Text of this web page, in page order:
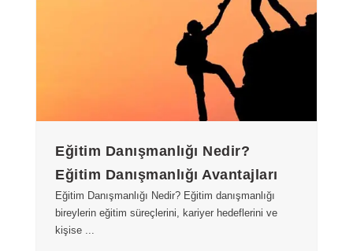
Eğitim Danışmanlığı Nedir?
Eğitim Danışmanlığı Avantajları
Eğitim Danışmanlığı Nedir? Eğitim danışmanlığı
bireylerin eğitim süreçlerini, kariyer hedeflerini ve
kişise ...